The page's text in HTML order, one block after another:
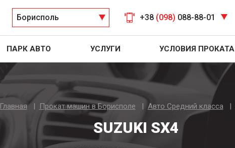
Борисполь +38 (098) 088-88-01
ПАРК АВТО УСЛУГИ УСЛОВИЯ ПРОКАТА
Главная Прокат машин в Борисполе Авто Средний класса
SUZUKI SX4